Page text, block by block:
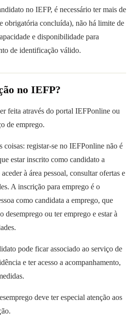
no IEFP, é necessário ter mais de
obrigatória concluída), não há limite de
e disponibilidade para
de identificação válido.
no IEFP?
feita através do portal IEFPonline ou
de emprego.
registar-se no IEFPonline não é
estar inscrito como candidato a
à área pessoal, consultar ofertas e
A inscrição para emprego é o
como candidata a emprego, que
desemprego ou ter emprego e estar à
pode ficar associado ao serviço de
e ter acesso a acompanhamento,
deve ter especial atenção aos